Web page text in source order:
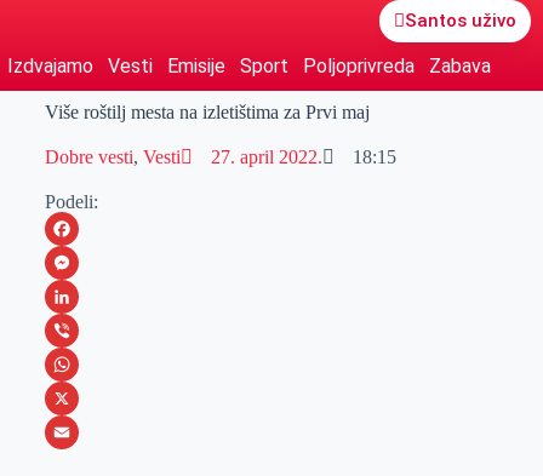
Santos uživo
Izdvajamo Vesti Emisije Sport Poljoprivreda Zabava
Više roštilj mesta na izletištima za Prvi maj
Dobre vesti, Vesti 27. april 2022. 18:15
Podeli:
F
a
c
e
b
o
M
e
s
s
e
L
i
n
k
V
i
b
W
h
X